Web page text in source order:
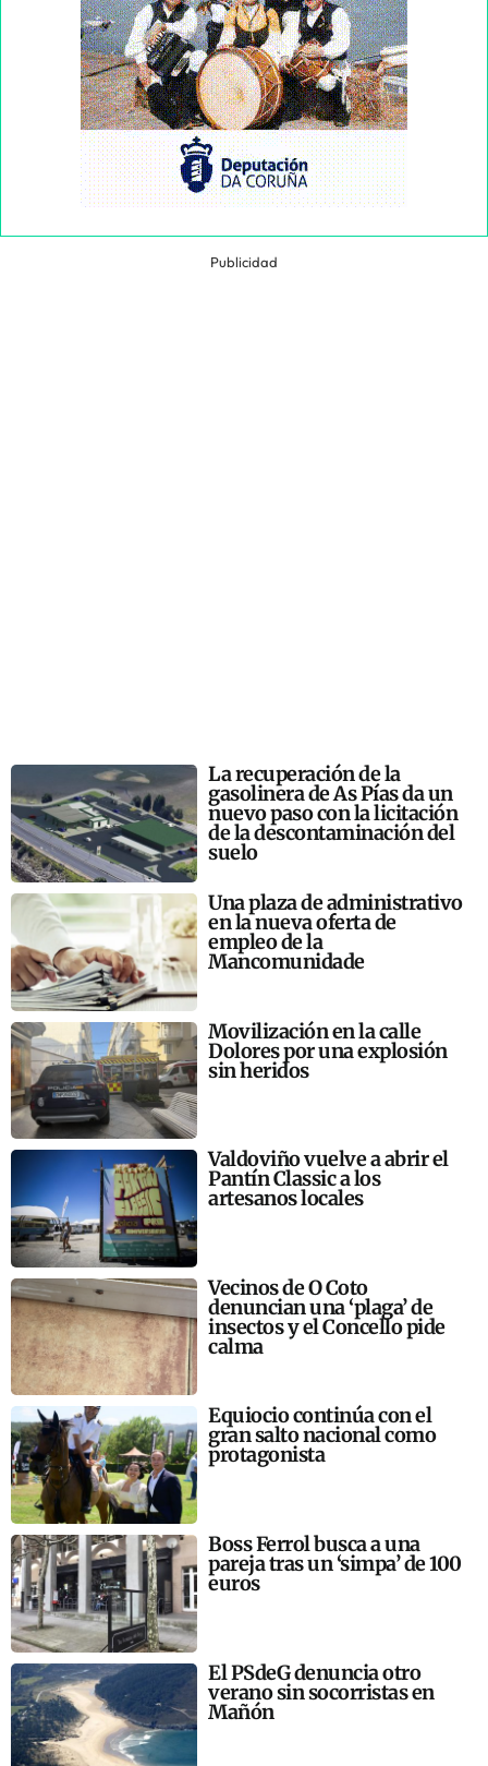
Publicidad
La recuperación de la
gasolinera de As Pías da un
nuevo paso con la licitación
de la descontaminación del
suelo
Una plaza de administrativo
en la nueva oferta de
empleo de la
Mancomunidade
Movilización en la calle
Dolores por una explosión
sin heridos
Valdoviño vuelve a abrir el
Pantín Classic a los
artesanos locales
Vecinos de O Coto
denuncian una ‘plaga’ de
insectos y el Concello pide
calma
Equiocio continúa con el
gran salto nacional como
protagonista
Boss Ferrol busca a una
pareja tras un ‘simpa’ de 100
euros
El PSdeG denuncia otro
verano sin socorristas en
Mañón